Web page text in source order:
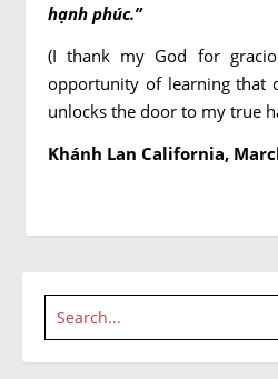
hạnh phúc.”
(I thank my God for
opportunity of learning that
unlocks the door to my true
Khánh Lan California,